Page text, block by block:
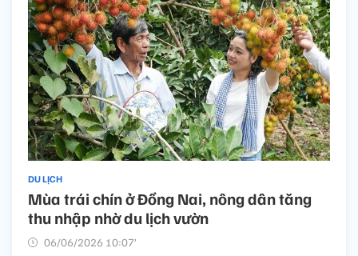
DU LỊCH
Mùa trái chín ở Đồng Nai, nông dân tăng
thu nhập nhờ du lịch vườn
06/06/2026 10:07’